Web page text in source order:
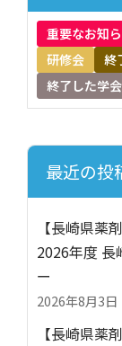
重要なお知
研修会
終
終了した学会
最近の投
【長崎県
2026年度 長
ー
2026年8月3日
【長崎県